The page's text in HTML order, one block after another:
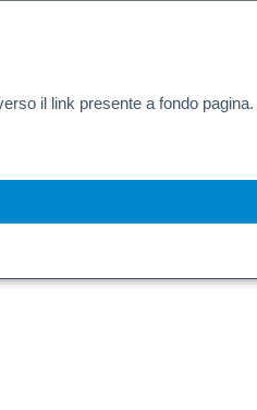
il link presente a fondo pagina.